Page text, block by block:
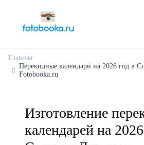
Главная
Перекидные календари на 2026 год в
Fotobooka.ru
Изготовление
календарей на